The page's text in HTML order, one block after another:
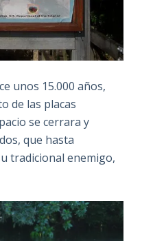
unos 15.000 años,
de las placas
se cerrara y
que hasta
tradicional enemigo,